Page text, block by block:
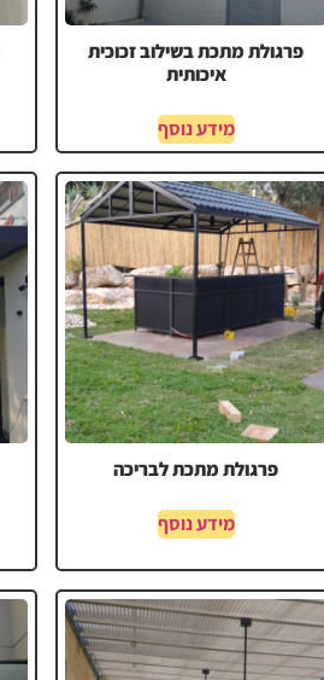
פרגולת מתכת בשילוב זכוכית
איכותית
מידע נוסף
פרגולת מתכת לבריכה
מידע נוסף